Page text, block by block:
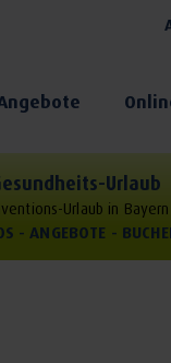
Urlaub
Urlaub in Bayern
- ANGEBOTE -